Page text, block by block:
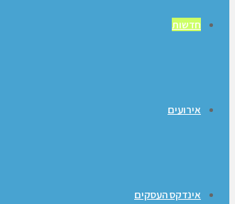
חדשות
אירועים
אינדקס העסקים